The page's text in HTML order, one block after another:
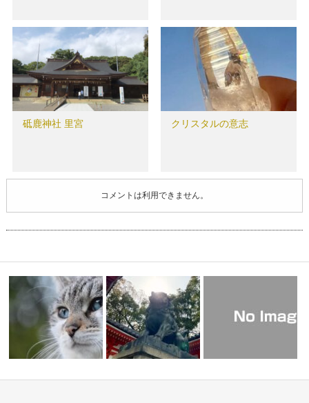
砥鹿神社 里宮 クリスタルの意志
コメントは利用できません。